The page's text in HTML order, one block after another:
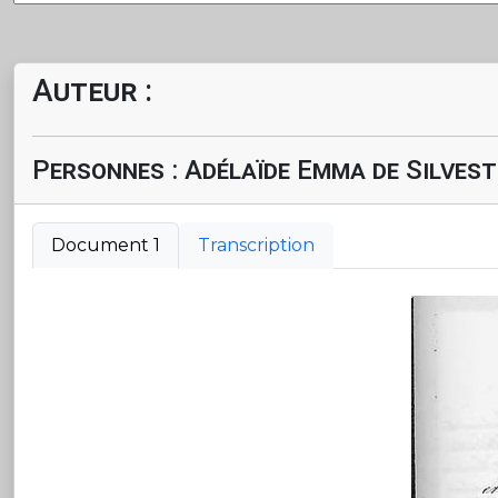
Auteur :
Personnes : Adélaïde Emma de
Document 1 Transcription